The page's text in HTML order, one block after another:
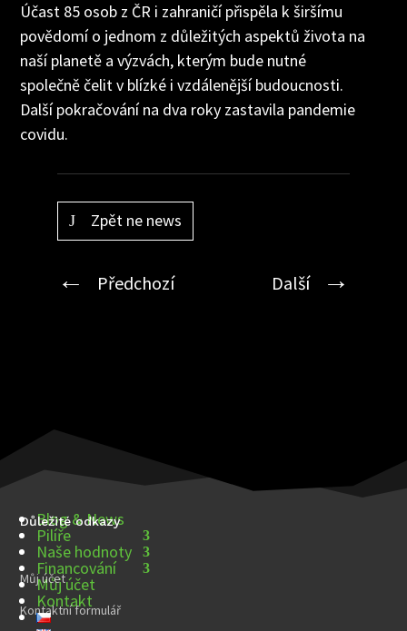
Účast 85 osob z ČR i zahraničí přispěla k širšímu
povědomí o jednom z důležitých aspektů života na
naší planetě a výzvách, kterým bude nutné
společně čelit v blízké i vzdálenější budoucnosti.
Další pokračování na dva roky zastavila pandemie
covidu.
Zpět ne news
Další
Předchozí
Důležité odkazy
Blog & News
Pilíře
Naše hodnoty
Financování
Můj účet
Kontakt
Můj účet
Kontaktní formulář